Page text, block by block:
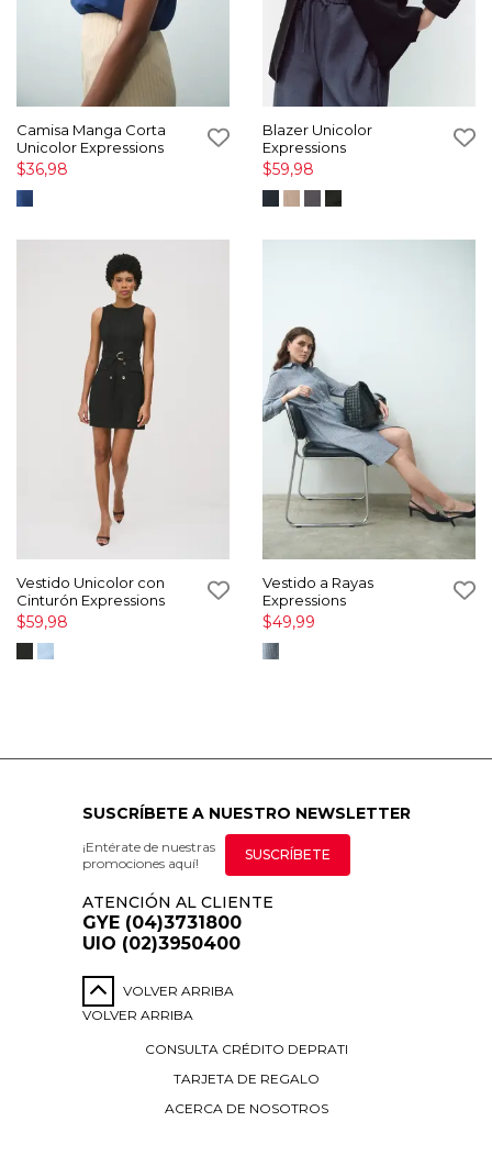
Camisa Manga Corta
Unicolor Expressions
$36,98
Blazer Unicolor
Expressions
$59,98
Vestido Unicolor con
Cinturón Expressions
$59,98
Vestido a Rayas
Expressions
$49,99
SUSCRÍBETE A NUESTRO NEWSLETTER
¡Entérate de nuestras
promociones aquí!
SUSCRÍBETE
ATENCIÓN AL CLIENTE
GYE (04)3731800
UIO (02)3950400
VOLVER ARRIBA
VOLVER ARRIBA
CONSULTA CRÉDITO DEPRATI
TARJETA DE REGALO
ACERCA DE NOSOTROS